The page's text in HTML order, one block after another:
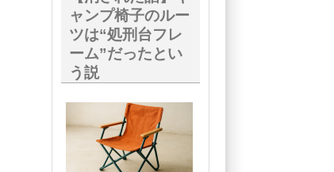
ャンプ椅子のルー
ツは“処刑台フレ
ーム”だったとい
う説